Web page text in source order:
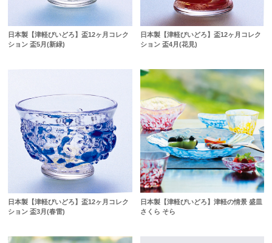
日本製【津軽びいどろ】盃12ヶ月コレク
ション 盃5月(新緑)
日本製【津軽びいどろ】盃12ヶ月コレク
ション 盃4月(花見)
日本製【津軽びいどろ】盃12ヶ月コレク
ション 盃3月(春雷)
日本製【津軽びいどろ】津軽の情景 盛皿
さくら そら